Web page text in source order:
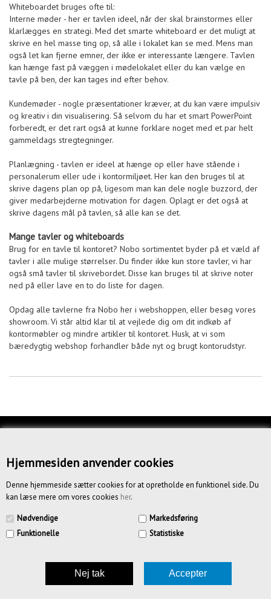
Hjemmesiden anvender cookies
Denne hjemmeside sætter cookies for at opretholde en funktionel side. Du
kan læse mere om vores cookies her.
Nødvendige
Markedsføring
Funktionelle
Statistiske
Whiteboardet bruges ofte til:
Interne møder - her er tavlen ideel, når der skal brainstormes eller
klarlægges en strategi. Med det smarte whiteboard er det muligt at
skrive en hel masse ting op, så alle i lokalet kan se med. Mens man
også let kan fjerne emner, der ikke er interessante længere. Tavlen
kan hænge fast på væggen i mødelokalet eller du kan vælge en
tavle på ben, der kan tages ind efter behov.
Kundemøder - nogle præsentationer kræver, at du kan være impulsiv
og kreativ i din visualisering. Så selvom du har et smart PowerPoint
forberedt, er det rart også at kunne forklare noget med et par helt
gammeldags stregtegninger.
Planlægning - tavlen er ideel at hænge op eller have stående i
personalerum eller ude i kontormiljøet. Her kan den bruges til at
skrive dagens plan op på, ligesom man kan dele nogle buzzord, der
giver medarbejderne motivation for dagen. Oplagt er det også at
skrive dagens mål på tavlen, så alle kan se det.
Mange tavler og whiteboards
Brug for en tavle til kontoret? Nobo sortimentet byder på et væld af
tavler i alle mulige størrelser. Du finder ikke kun store tavler, vi har
også små tavler til skrivebordet. Disse kan bruges til at skrive noter
ned på eller lave en to do liste for dagen.
Opdag alle tavlerne fra Nobo her i webshoppen, eller besøg vores
showroom. Vi står altid klar til at vejlede dig om dit indkøb af
kontormøbler og mindre artikler til kontoret. Husk, at vi som
bæredygtig webshop forhandler både nyt og brugt kontorudstyr.
OM OS
BETINGELSER
CREATIV.DK APS | Vandmestervej 20 | 2630 Tåstrup | CVR